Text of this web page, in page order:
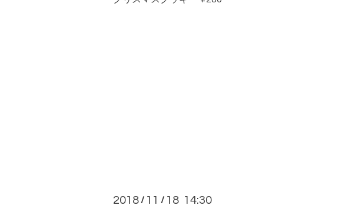
2018 / 11 / 18 14:30